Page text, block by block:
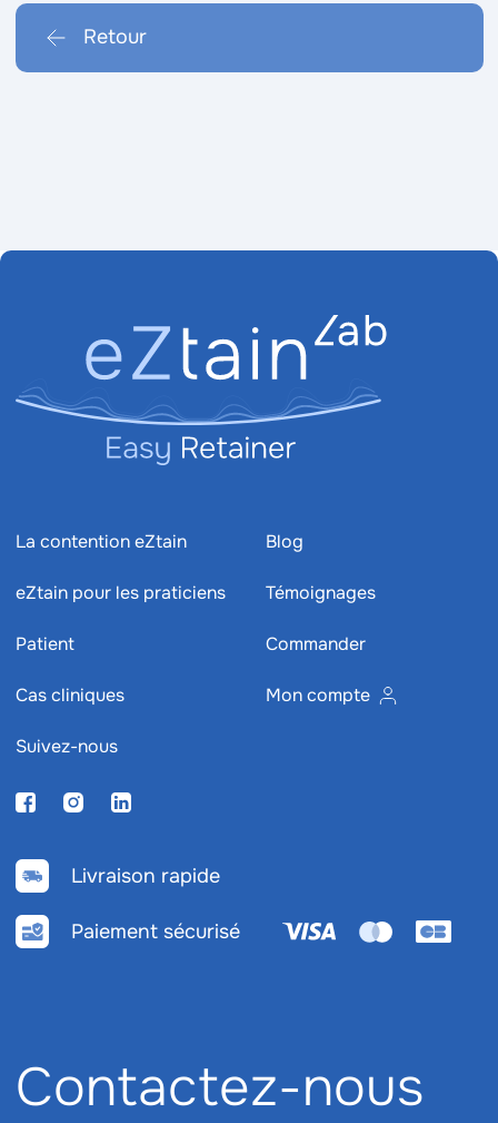
Retour
La contention eZtain
eZtain pour les praticiens
Patient
Cas cliniques
Blog
Témoignages
Commander
Mon compte
Suivez-nous
Livraison rapide
Paiement sécurisé
Contactez-nous
Oui